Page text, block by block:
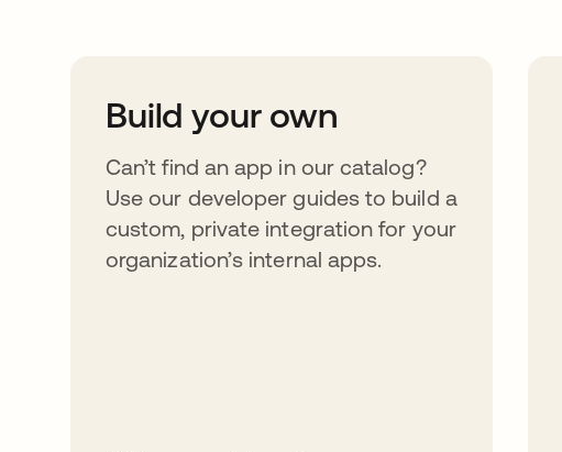
Build your own
Can’t find an app in our catalog?
Use our developer guides to build a
custom, private integration for your
organization’s internal apps.